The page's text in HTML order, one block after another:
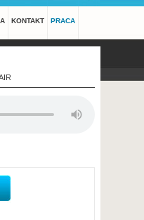
KONTAKT PRACA